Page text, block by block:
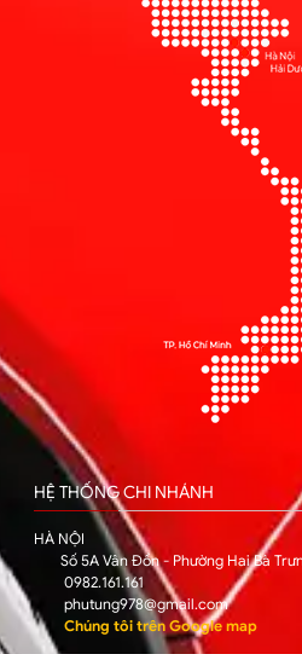
HỆ THỐNG CHI NHÁNH
HÀ NỘI
Số 5A Vân Đồn - Phường Hai Bà
0982.161.161
phutung978@gmail.com
Chúng tôi trên Google map